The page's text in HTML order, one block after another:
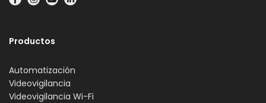
Productos
Automatización
Videovigilancia
Videovigilancia Wi-Fi